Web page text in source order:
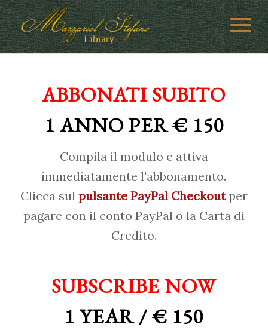
ABBONATI SUBITO
1 ANNO PER € 150
Compila il modulo e attiva
immediatamente l'abbonamento.
Clicca sul pulsante PayPal Checkoutper
pagare con il conto PayPal o la Carta di
Credito.
SUBSCRIBE NOW
1 YEAR / € 150